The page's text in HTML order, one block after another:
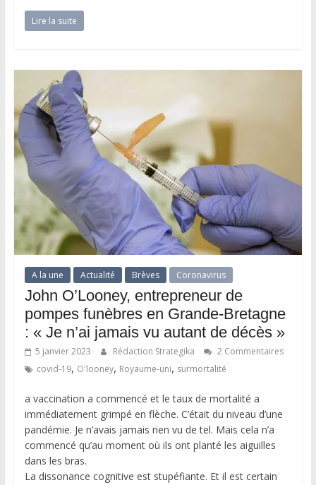
Lire la suite
A la une Actualité Brèves Coronavirus
John O’Looney, entrepreneur de
pompes funèbres en Grande-Bretagne
: « Je n’ai jamais vu autant de décès »
5 janvier 2023 Rédaction Strategika
2 Commentaires
covid-19, O'looney, Royaume-uni, surmortalité
a vaccination a commencé et le taux de mortalité a
immédiatement grimpé en flèche. C’était du niveau d’une
pandémie. Je n’avais jamais rien vu de tel. Mais cela n’a
commencé qu’au moment où ils ont planté les aiguilles
dans les bras.
La dissonance cognitive est stupéfiante. Et il est certain